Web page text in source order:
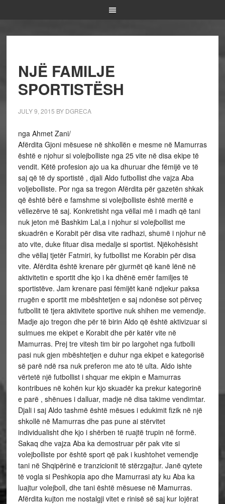
NJË FAMILJE
SPORTISTËSH
JULY 9, 2015 BY DGRECA
nga Ahmet Zani/
Afërdita Gjoni mësuese në shkollën e mesme në Mamurras
është e njohur si volejbolliste nga 25 vite në disa ekipe të
vendit. Këtë profesion ajo ua ka dhuruar dhe fëmijë ve të
saj që të dy sportistë , djali Aldo futbollist dhe vajza Aba
voljebolliste. Por nga sa tregon Afërdita për gazetën shkak
që është bërë e famshme si volejbolliste është meritë e
vëllezërve të saj. Konkretisht nga vëllai më i madh që tani
nuk jeton më Bashkim Lal,a i njohur si volejbollist me
skuadrën e Korabit për disa vite radhazi, shumë i njohur në
ato vite, duke fituar disa medalje si sportist. Njëkohësisht
dhe vëllaj tjetër Fatmiri, ky futbollist me Korabin për disa
vite. Afërdita është krenare për gjurmët që kanë lënë në
aktivitetin e sportit dhe kjo i ka dhënë emër familjes të
sportistëve. Jam krenare pasi fëmijët kanë ndjekur paksa
rrugën e sportit me mbështetjen e saj ndonëse sot përveç
futbollit të tjera aktivitete sportive nuk shihen me vemendje.
Madje ajo tregon dhe për të birin Aldo që është aktivizuar si
sulmues me ekipet e Korabit dhe për katër vite në
Mamurras. Prej tre vitesh tim bir po largohet nga futbolli
pasi nuk gjen mbështetjen e duhur nga ekipet e kategorisë
së parë ndë rsa nuk preferon me ato të ulta. Aldo ishte
vërtetë një futbollist i shquar me ekipin e Mamurras
kontribues në kohën kur kjo skuadër ka prekur kategorinë
e parë , shënues i dalluar, madje në disa takime vendimtar.
Djali i saj Aldo tashmë është mësues i edukimit fizik në një
shkollë në Mamurras dhe pas pune ai stërvitet
individualisht dhe kjo i shërben të ruajtë trupin në formë.
Sakaq dhe vajza Aba ka demostruar për pak vite si
volejbolliste por është sport që pak i kushtohet vemendje
tani në Shqipërinë e tranzicionit të stërzgajtur. Janë qytete
të vogla si Peshkopia apo dhe Mamurrasi aty ku Aba ka
luajtur volejboll, dhe tani është mësuese në Mamurras.
Afërdita kujton me nostalgji vitet e rinisë së saj kur lojërat